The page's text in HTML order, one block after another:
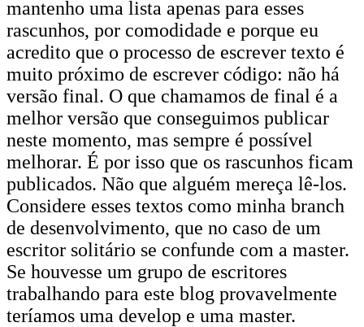
mantenho uma lista apenas para esses
rascunhos, por comodidade e porque eu
acredito que o processo de escrever texto é
muito próximo de escrever código: não há
versão final. O que chamamos de final é a
melhor versão que conseguimos publicar
neste momento, mas sempre é possível
melhorar. É por isso que os rascunhos ficam
publicados. Não que alguém mereça lê-los.
Considere esses textos como minha branch
de desenvolvimento, que no caso de um
escritor solitário se confunde com a master.
Se houvesse um grupo de escritores
trabalhando para este blog provavelmente
teríamos uma develop e uma master.